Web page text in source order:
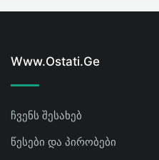
Www.ostati.ge
ჩვენს შესახებ
წესები და პირობები